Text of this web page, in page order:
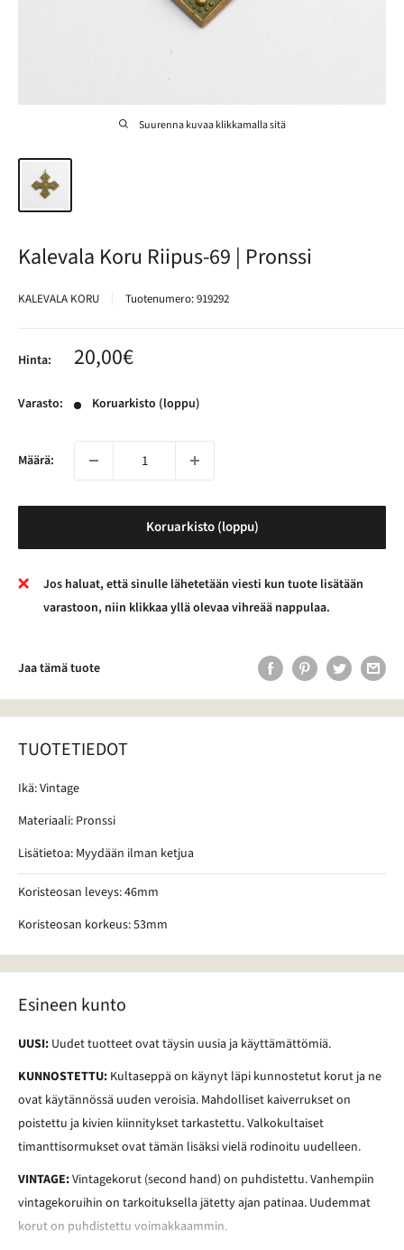
Suurenna kuvaa klikkamalla sitä
Kalevala Koru Riipus-69 | Pronssi
KALEVALA KORU Tuotenumero:919292
Hinta: Alennushinta
20,00€
Varasto: Koruarkisto (loppu)
Määrä:
Koruarkisto (loppu)
Jos haluat, että sinulle lähetetään viesti kun tuote lisätään
varastoon, niin klikkaa yllä olevaa vihreää nappulaa.
Jaa tämä tuote
TUOTETIEDOT
Ikä: Vintage
Materiaali: Pronssi
Lisätietoa: Myydään ilman ketjua
Koristeosan leveys: 46mm
Koristeosan korkeus: 53mm
Esineen kunto
UUSI: Uudet tuotteet ovat täysin uusia ja käyttämättömiä.
KUNNOSTETTU: Kultaseppä on käynyt läpi kunnostetut korut ja ne
ovat käytännössä uuden veroisia. Mahdolliset kaiverrukset on
poistettu ja kivien kiinnitykset tarkastettu. Valkokultaiset
timanttisormukset ovat tämän lisäksi vielä rodinoitu uudelleen.
VINTAGE:Vintagekorut (second hand) on puhdistettu. Vanhempiin
vintagekoruihin on tarkoituksella jätetty ajan patinaa. Uudemmat
korut on puhdistettu voimakkaammin.